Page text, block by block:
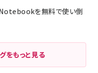
を無料で使い倒
をもっと見る